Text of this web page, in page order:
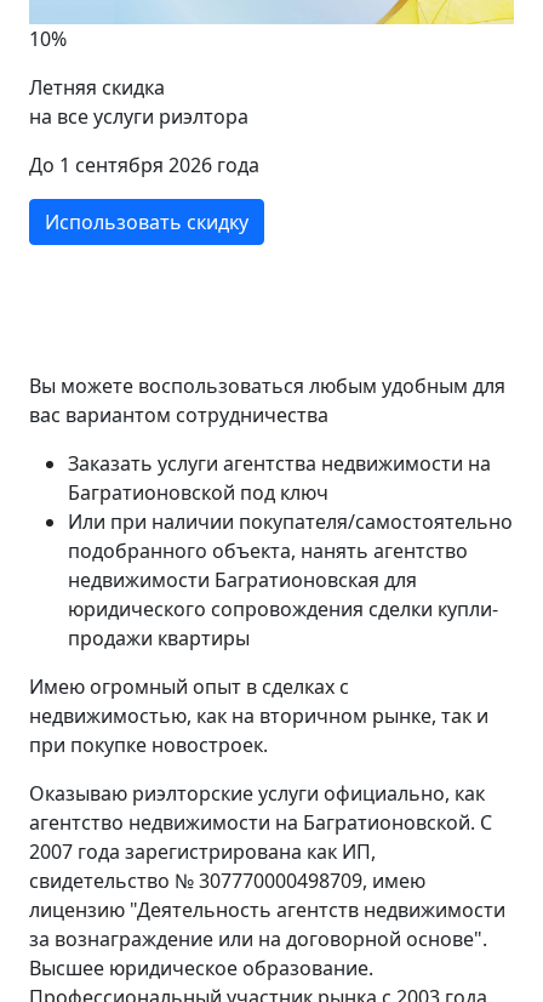
Социальная скидка
Пенсионеры, люди с ограниченными
возможностями, инвалиды, многодетные
участники военных конфликтов и
техногенных катастроф, студенты,
Вы можете воспользоваться любым удобным для
вас вариантом сотрудничества
Заказать услуги агентства недвижимости на
Багратионовской под ключ
Или при наличии покупателя/самостоятельно
подобранного объекта, нанять агентство
недвижимости Багратионовская для
юридического сопровождения сделки купли-
продажи квартиры
Имею огромный опыт в сделках с
недвижимостью, как на вторичном рынке, так и
при покупке новостроек.
Оказываю риэлторские услуги официально, как
агентство недвижимости на Багратионовской. С
2007 года зарегистрирована как ИП,
свидетельство № 307770000498709, имею
лицензию "Деятельность агентств недвижимости
за вознаграждение или на договорной основе".
Высшее юридическое образование.